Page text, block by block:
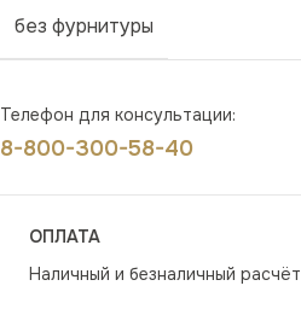
без фурнитуры
Телефон для консультации:
8-800-300-58-40
ОПЛАТА
Наличный и безналичный расчёт